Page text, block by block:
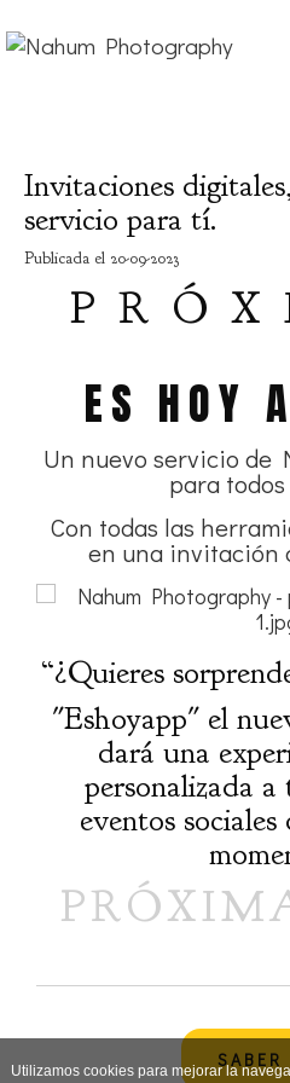
Invitaciones
servicio para tí.
Publicada el 20-09-2023
ES HOY
Un nuevo servicio de
para
Con todas las
en una invitación
“¿Quieres
"Eshoyapp" el
dará una
personalizada
eventos
SABER
Utilizamos cookies para mejorar la